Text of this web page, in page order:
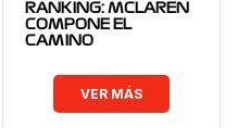
RANKING: MCLAREN
COMPONE EL
CAMINO
VER MÁS